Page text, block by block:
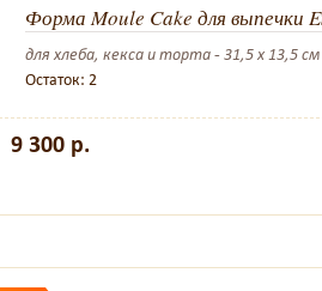
Форма Moule Cake для выпечки
для хлеба, кекса и торта - 31,5 х 13,5 см
Остаток: 2
9 300 р.